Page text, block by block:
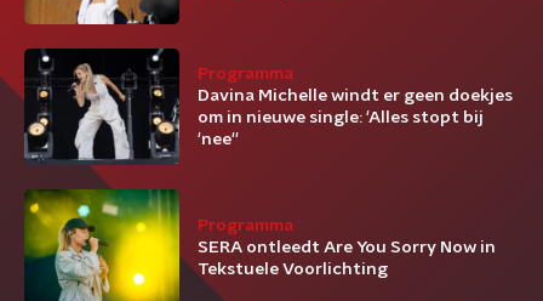
Programma
Davina Michelle windt er geen doekjes
om in nieuwe single: 'Alles stopt bij
'nee''
Programma
SERA ontleedt Are You Sorry Now in
Tekstuele Voorlichting